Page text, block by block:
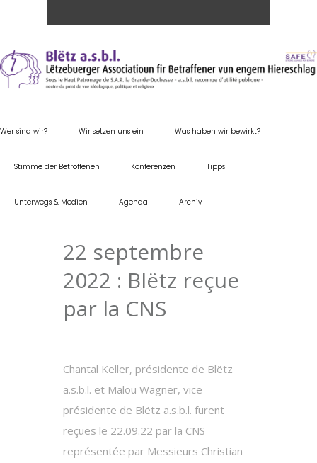
Wer sind wir? Wir setzen uns ein Was haben wir bewirkt?
Stimme der Betroffenen Konferenzen Tipps
Unterwegs & Medien Agenda Archiv
22 septembre
2022 : Blëtz reçue
par la CNS
Chantal Keller, présidente de Blëtz
a.s.b.l. et Malou Wagner, vice-
présidente de Blëtz a.s.b.l. furent
reçues le 22.09.22 par la CNS
représentée par Messieurs Christian